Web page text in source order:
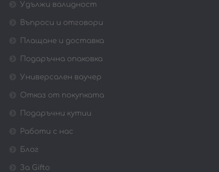
Удължи валидност
Въпроси и отговори
Плащане и доставка
Подаръчна опаковка
Универсален ваучер
Отказ от покупката
Подаръчни кутии
Работи с нас
Блог
За Gifto